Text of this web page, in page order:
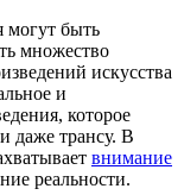
могут быть
множество
искусства
и
которое
даже трансу. В
внимание
реальности.